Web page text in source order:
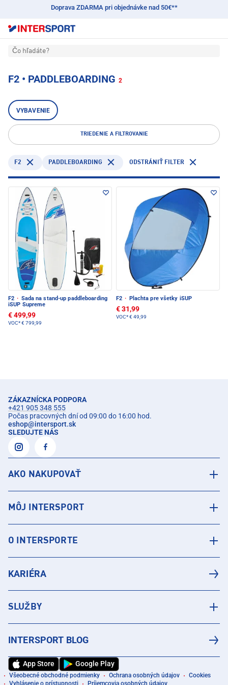
Doprava ZDARMA pri objednávke nad 50€**
Čo hľadáte?
F2 • PADDLEBOARDING 2
VYBAVENIE
TRIEDENIE A FILTROVANIE
F2 PADDLEBOARDING ODSTRÁNIŤ FILTER
F2 · Sada na stand-up paddleboarding
iSUP Supreme
€ 499,99
VOC*€ 799,99
F2 · Plachta pre všetky iSUP
€ 31,99
VOC*€ 49,99
ZÁKAZNÍCKA PODPORA
+421 905 348 555
Počas pracovných dní od 09:00 do 16:00 hod.
eshop@intersport.sk
SLEDUJTE NÁS
AKO NAKUPOVAŤ
MÔJ INTERSPORT
O INTERSPORTE
KARIÉRA
SLUŽBY
INTERSPORT BLOG
App Store Google Play
Všeobecné obchodné podmienky Ochrana osobných údajov
Cookies
Vyhlásenie o prístupnosti
Príjemcovia osobných údajov